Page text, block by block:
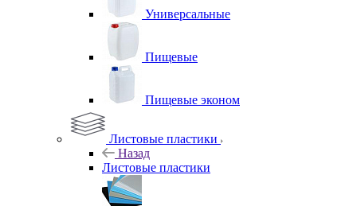
Универсальные
Пищевые
Пищевые эконом
Листовые пластики
Назад
Листовые пластики